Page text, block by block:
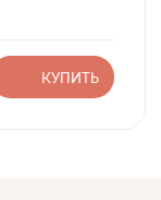
КУПИТЬ